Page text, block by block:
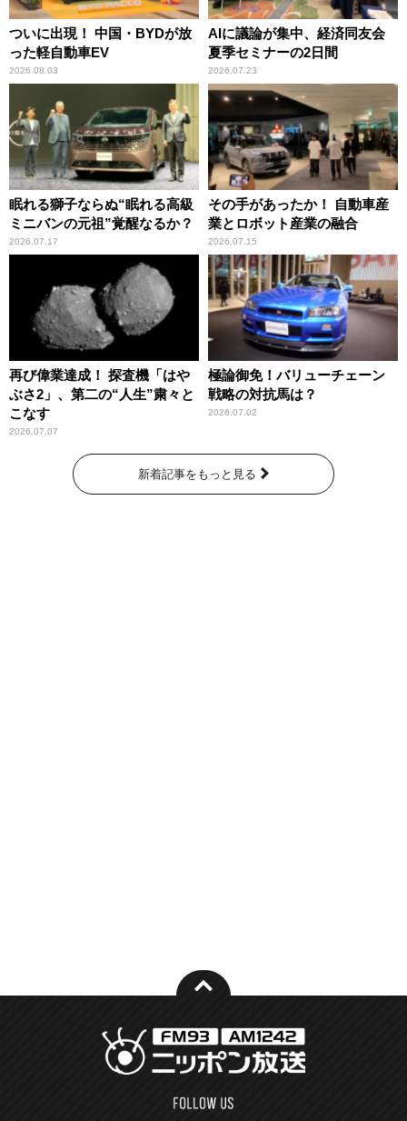
ついに出現！ 中国・BYDが放
った軽自動車EV
2026.08.03
AIに議論が集中、経済同友会
夏季セミナーの2日間
2026.07.23
眠れる獅子ならぬ“眠れる高級
ミニバンの元祖”覚醒なるか？
2026.07.17
その手があったか！ 自動車産
業とロボット産業の融合
2026.07.15
再び偉業達成！ 探査機「はや
ぶさ2」、第二の“人生”粛々と
こなす
2026.07.07
極論御免！バリューチェーン
戦略の対抗馬は？
2026.07.02
新着記事をもっと見る